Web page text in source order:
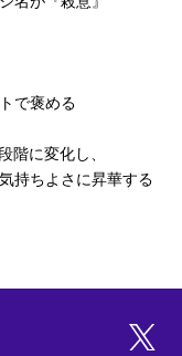
で褒める
階に変化し、
持ちよさに昇華する